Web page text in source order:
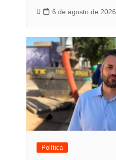
6 de agosto de 2026
Política